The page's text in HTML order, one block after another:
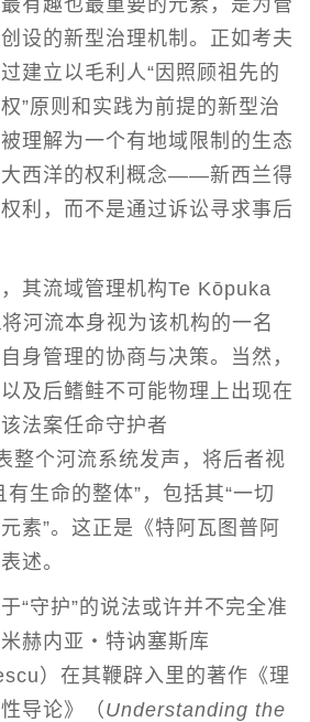
设的新型治理机制。正如考夫
建立以毛利人“因照顾祖先的
”原则和实践为前提的新型治
理解为一个有地域限制的生态
大西洋的权利概念——新西兰得
利，而不是通过诉讼寻求事后
其流域管理机构Te Kōpuka
河流本身视为该机构的一名
身管理的协商与决策。当然，
及后鳍鲑不可能物理上出现在
法案任命守护者
整个河流系统发声，将后者视
有生命的整体”，包括其“一切
素”。这正是《特阿瓦图普阿
述。
“守护”的说法或许并不完全准
赫内亚・特讷塞斯库
）在其鞭辟入里的著作《理
导论》（Understanding the